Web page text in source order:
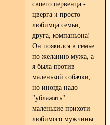
своего первенца -
цверга и просто
любимца семьи,
друга, компаньона!
Он появился в семье
по желанию мужа, а
я была против
маленькой собачки,
но иногда надо
"ублажать"
маленькие прихоти
любимого мужчины